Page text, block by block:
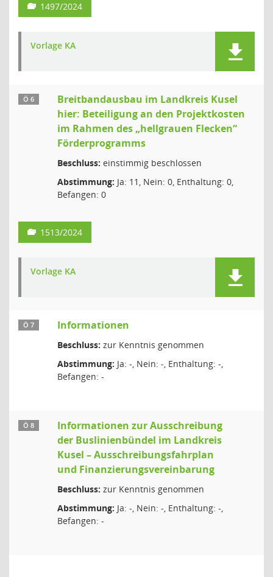
1497/2024
Vorlage KA
Ö 6
Breitbandausbau im Landkreis Kusel
hier: Beteiligung an den Projektkosten
im Rahmen des „hellgrauen Flecken“
Förderprogramms
Beschluss: einstimmig beschlossen
Abstimmung: Ja: 11, Nein: 0, Enthaltung: 0,
Befangen: 0
1513/2024
Vorlage KA
Ö 7 Informationen
Beschluss: zur Kenntnis genommen
Abstimmung: Ja: -, Nein: -, Enthaltung: -,
Befangen: -
Ö 8
Informationen zur Ausschreibung
der Buslinienbündel im Landkreis
Kusel – Ausschreibungsfahrplan
und Finanzierungsvereinbarung
Beschluss: zur Kenntnis genommen
Abstimmung: Ja: -, Nein: -, Enthaltung: -,
Befangen: -